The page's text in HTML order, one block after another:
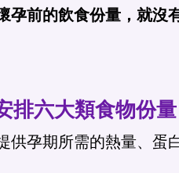
前的飲食份量，就沒
排六大類食物份
供孕期所需的熱量、